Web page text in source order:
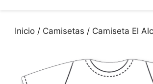
Inicio / Camisetas / Camiseta El